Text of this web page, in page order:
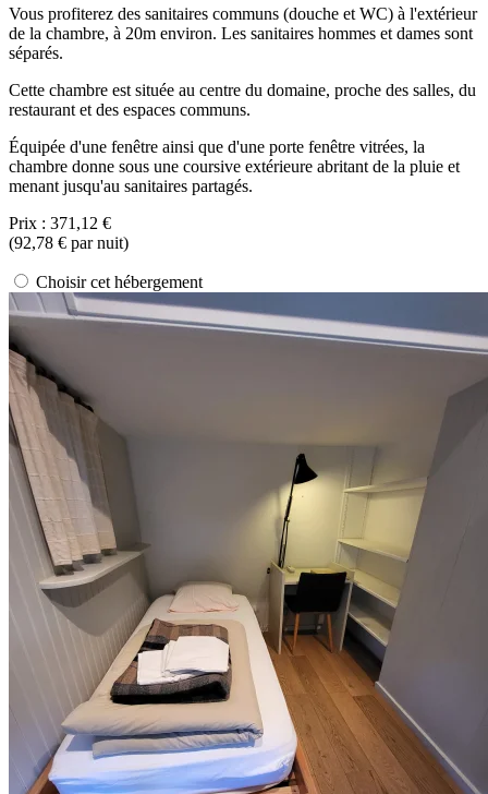
Vous profiterez des sanitaires communs (douche et WC) à l'extérieur
de la chambre, à 20m environ. Les sanitaires hommes et dames sont
séparés.
Cette chambre est située au centre du domaine, proche des salles, du
restaurant et des espaces communs.
Équipée d'une fenêtre ainsi que d'une porte fenêtre vitrées, la
chambre donne sous une coursive extérieure abritant de la pluie et
menant jusqu'au sanitaires partagés.
Prix : 371,12 €
(92,78 € par nuit)
Choisir cet hébergement